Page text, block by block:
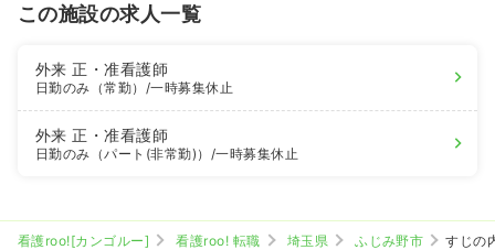
この施設の求人一覧
外来正・准看護師
日勤のみ（常勤） /一時募集休止
外来正・准看護師
日勤のみ（パート(非常勤)） /一時募集休止
看護roo![カンゴルー] 看護roo! 転職 埼玉県 ふじみ野市
すじの